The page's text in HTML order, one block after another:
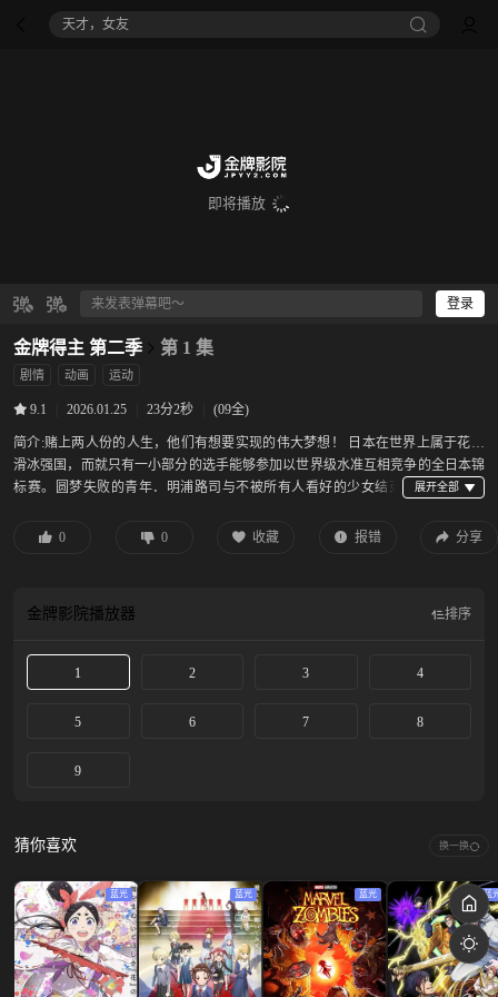
天才，女友
即将播放
登录
金牌得主 第二季 第 1 集
剧情 动画 运动
9.1 2026.01.25 23分2秒 (09全)
简介:赌上两人份的人生，他们有想要实现的伟大梦想！ 日本在世界上属于花式
滑冰强国，而就只有一小部分的选手能够参加以世界级水准互相竞争的全日本锦
标赛。圆梦失败的青年．明浦路司与不被所有人看好的少女结束
了搭档，目标是成为花式滑冰世界级强者！
0 0 收藏 报错 分享
金牌影院播放器 排序
1 2 3 4
5 6 7 8
9
猜你喜欢 换一换
蓝光 蓝光 蓝光 蓝